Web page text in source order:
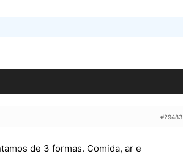
#29483
de 3 formas. Comida, ar e